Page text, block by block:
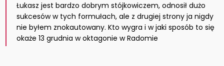
Łukasz jest bardzo dobrym stójkowiczem, odnosił dużo
sukcesów w tych formułach, ale z drugiej strony ja nigdy
nie byłem znokautowany. Kto wygra i w jaki sposób to się
okaże 13 grudnia w oktagonie w Radomie